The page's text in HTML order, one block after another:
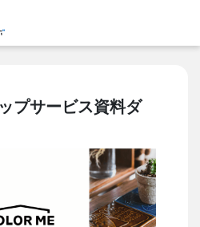
プサービス資料ダ